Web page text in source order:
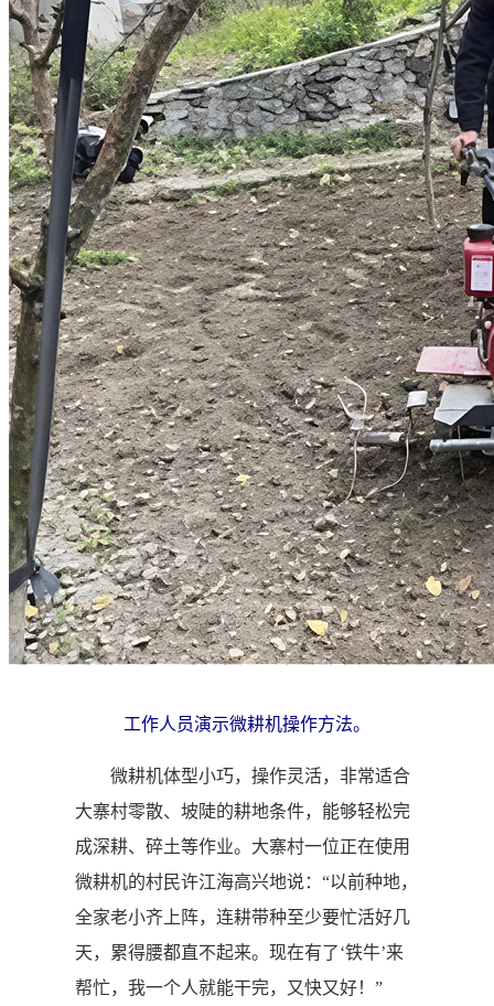
工作人员演示微耕机操作方法。
微耕机体型小巧，操作灵活，非常适合
大寨村零散、坡陡的耕地条件，能够轻松完
成深耕、碎土等作业。大寨村一位正在使用
微耕机的村民许江海高兴地说：“以前种地，
全家老小齐上阵，连耕带种至少要忙活好几
天，累得腰都直不起来。现在有了‘铁牛’来
帮忙，我一个人就能干完，又快又好！”